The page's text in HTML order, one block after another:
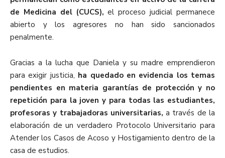
de Medicina del (CUCS), el proceso judicial permanece
abierto y los agresores no han sido sancionados
penalmente.
Gracias a la lucha que Daniela y su madre emprendieron
para exigir justicia, ha quedado en evidencia los temas
pendientes en materia garantías de protección y no
repetición para la joven y para todas las estudiantes,
profesoras y trabajadoras universitarias, a través de la
elaboración de un verdadero Protocolo Universitario para
Atender los Casos de Acoso y Hostigamiento dentro de la
casa de estudios.